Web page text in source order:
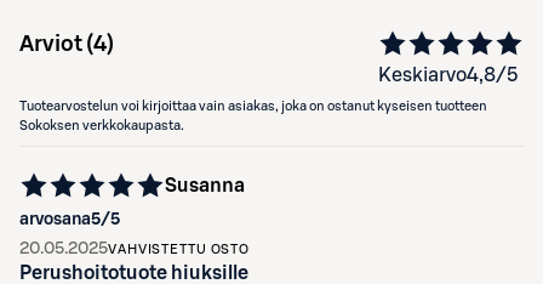
Arviot (4)
Keskiarvo4,8/5
Tuotearvostelun voi kirjoittaa vain asiakas, joka on ostanut kyseisen tuotteen
Sokoksen verkkokaupasta.
arvosana5/5
Susanna
20.05.2025VAHVISTETTU OSTO
Perushoitotuote hiuksille